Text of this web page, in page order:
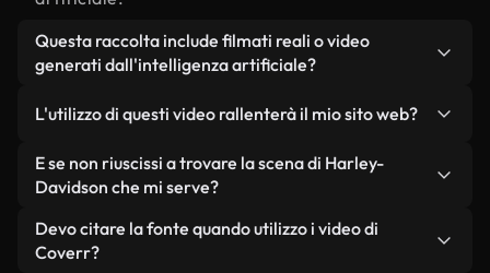
Questa raccolta include filmati reali o video
generati dall'intelligenza artificiale?
da filmati reali, girati da persone, relativi a di
Harley-Davidson, e da video generati
dall'intelligenza artificiale. Ogni video è
stai utilizzando.
L'utilizzo di questi video rallenterà il mio sito web?
Non se scegli le nostre versioni ottimizzate.
Offriamo formati leggeri e pronti per il web,
mantengono alta la qualità, riducono al minimo i
tempi di caricamento e migliorano parametri
E se non riuscissi a trovare la scena di Harley-
Davidson che mi serve?
Puoi crearne uno all'istante utilizzando Coverr AI
Studio. Ti basta descrivere la scena, ad esempio
Devo citare la fonte quando utilizzo i video di
Coverr?